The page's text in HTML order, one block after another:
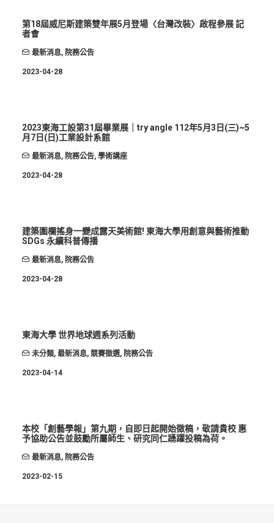
第18屆威尼斯建築雙年展5月登場〈台灣改裝〉啟程參展 記
者會
最新消息, 院務公告
2023-04-28
2023東海工設第31屆畢業展｜try angle 112年5月3日(三)~5
月7日(日)工業設計系館
最新消息, 院務公告, 學術講座
2023-04-28
建築圍欄搖身一變成露天美術館! 東海大學用創意與藝術推動
SDGs 永續科普傳播
最新消息, 院務公告
2023-04-28
東海大學 世界地球週系列活動
未分類, 最新消息, 競賽徵選, 院務公告
2023-04-14
本校「創藝學報」第九期，自即日起開始徵稿，敬請貴校 惠
予協助公告並鼓勵所屬師生、研究同仁踴躍投稿為荷。
最新消息, 院務公告
2023-02-15